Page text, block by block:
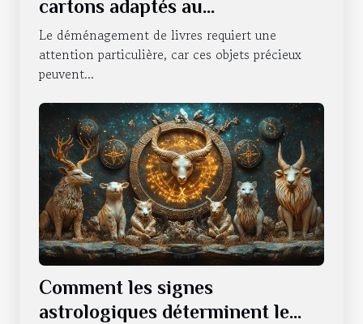
cartons adaptés au
déménagement de livres
Le déménagement de livres requiert une
attention particulière, car ces objets précieux
peuvent...
Comment les signes
astrologiques déterminent le